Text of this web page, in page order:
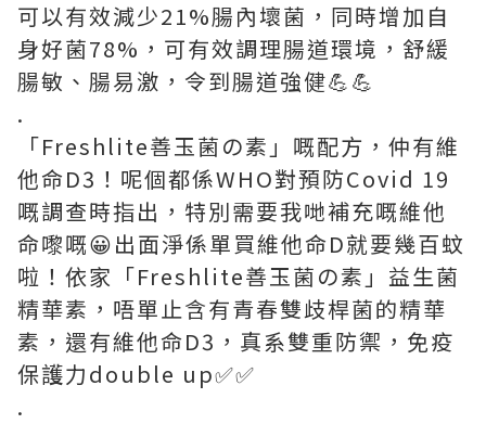
可以有效減少21%腸內壞菌，同時增加自
身好菌78%，可有效調理腸道環境，舒緩
腸敏、腸易激，令到腸道強健💪💪
.
「Freshlite善玉菌の素」嘅配方，仲有維
他命D3！呢個都係WHO對預防Covid 19
嘅調查時指出，特別需要我哋補充嘅維他
命嚟嘅😀出面淨係單買維他命D就要幾百蚊
啦！依家「Freshlite善玉菌の素」益生菌
精華素，唔單止含有青春雙歧桿菌的精華
素，還有維他命D3，真系雙重防禦，免疫
保護力double up✅✅
.